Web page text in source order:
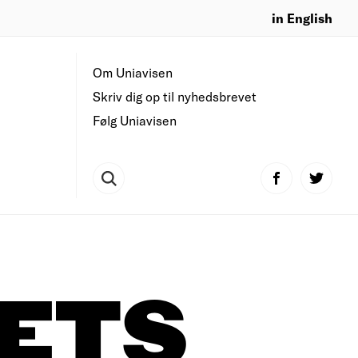
in English
Om Uniavisen
Skriv dig op til nyhedsbrevet
Følg Uniavisen